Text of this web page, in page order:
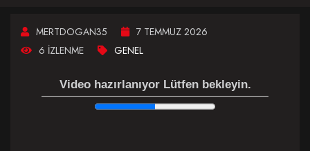
MERTDOGAN35
7 TEMMUZ 2026
6 İZLENME
GENEL
Video hazırlanıyor Lütfen bekleyin.